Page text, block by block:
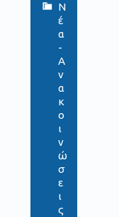
Ν
έ
α
-
Α
ν
α
κ
ο
ι
ν
ώ
σ
ε
ι
ς